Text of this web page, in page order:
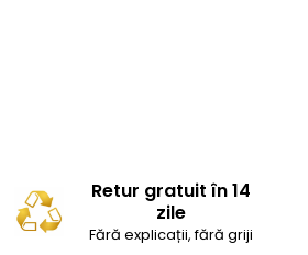
Retur gratuit în 14
zile
Fără explicații, fără griji